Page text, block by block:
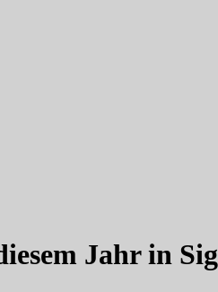
Jahr in